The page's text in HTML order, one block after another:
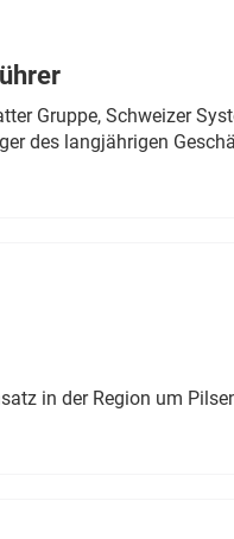
Gruppe, Schweizer
des langjährigen
in der Region um